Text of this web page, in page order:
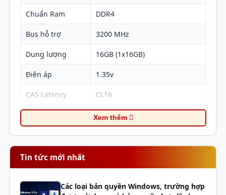
thoải mái mở nhiều ứng dụng cùng lúc, nâng cao
hiệu quả công việc và giải trí tuyệt vời.
Chuẩn Ram DDR4
Bus hỗ trợ 3200 MHz
Dung lượng 16GB (1x16GB)
Điện áp 1.35v
CAS Latency CL16
Xem thêm
Tin tức mới nhất
Các loại bản quyền Windows, trường hợp